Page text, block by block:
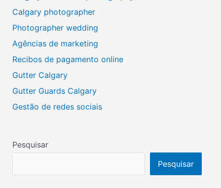
Calgary photographer
Photographer wedding
Agências de marketing
Recibos de pagamento online
Gutter Calgary
Gutter Guards Calgary
Gestão de redes sociais
Pesquisar
Pesquisar